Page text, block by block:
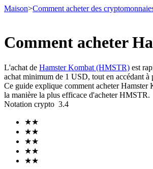
Contrats à terme
Futures USDT
Maison>Comment acheter des
Comment acheter
L'achat de Hamster Kombat (HMSTR) est
achat minimum de 1 USD, tout en accédant
Ce guide explique comment acheter Hamster
la manière la plus efficace d'acheter HMSTR.
Notation crypto 3.4
★★
★★
★★
★★
★★